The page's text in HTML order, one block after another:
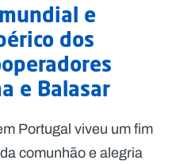
e
dos
e Balasar
Portugal viveu um fim
comunhão e alegria